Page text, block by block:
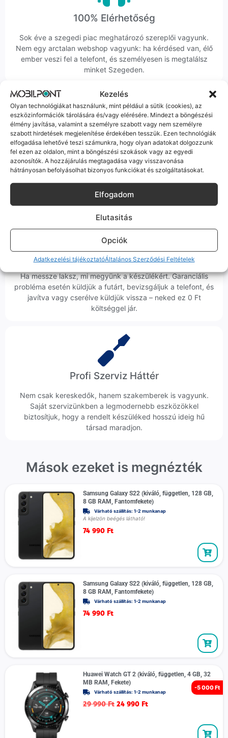
Kezelés
Olyan technológiákat használunk, mint például a sütik (cookies), az
eszközinformációk tárolására és/vagy elérésére. Mindezt a böngészési
élmény javítása, valamint a személyre szabott vagy nem személyre
szabott hirdetések megjelenítése érdekében tesszük. Ezen technológiák
elfogadása lehetővé teszi számunkra, hogy olyan adatokat dolgozzunk
fel ezen az oldalon, mint a böngészési szokások vagy az egyedi
azonosítók. A hozzájárulás megtagadása vagy visszavonása
hátrányosan befolyásolhat bizonyos funkciókat és szolgáltatásokat.
Elfogadom
Elutasitás
Opciók
Adatkezelési tájékoztatóÁltalános Szerződési Feltételek
100% Elérhetőség
Sok éve a szegedi piac meghatározó szereplői vagyunk.
Nem egy arctalan webshop vagyunk: ha kérdésed van, élő
ember veszi fel a telefont, és személyesen is megtalálsz
minket Szegeden.
Korrekt Ügyintézés
Hibázni emberi dolog, de a felelősségvállalás nálunk alap.
Ha ritkán előfordul egy hiba, nem kifogásokat keresünk,
Ingyenes Futár & Szerviz
Ha messze laksz, mi megyünk a készülékért. Garanciális
probléma esetén küldjük a futárt, bevizsgáljuk a telefont, és
javítva vagy cserélve küldjük vissza – neked ez 0 Ft
költséggel jár.
Profi Szerviz Háttér
Nem csak kereskedők, hanem szakemberek is vagyunk.
Saját szervizünkben a legmodernebb eszközökkel
biztosítjuk, hogy a rendelt készüléked hosszú ideig hű
társad maradjon.
Mások ezeket is megnézték
Samsung Galaxy S22 (kiváló, független, 128 GB,
8 GB RAM, Fantomfekete)
Várható szállítás: 1-2 munkanap
A kijelzön beégés látható!
74 990 Ft
Samsung Galaxy S22 (kiváló, független, 128 GB,
8 GB RAM, Fantomfekete)
Várható szállítás: 1-2 munkanap
74 990 Ft
-5 000 Ft
Huawei Watch GT 2 (kiváló, független, 4 GB, 32
MB RAM, Fekete)
Várható szállítás: 1-2 munkanap
29 990Ft 24 990 Ft